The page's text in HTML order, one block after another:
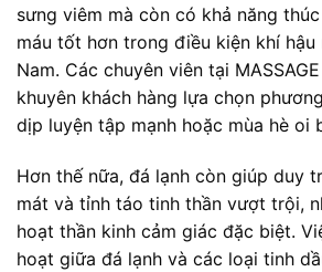
sưng viêm mà còn có khả năng
máu tốt hơn trong điều kiện khí
Nam. Các chuyên viên tại
khuyên khách hàng lựa chọn
dịp luyện tập mạnh hoặc mùa hè oi
Hơn thế nữa, đá lạnh còn giúp duy
mát và tỉnh táo tinh thần vượt trội,
hoạt thần kinh cảm giác đặc biệt.
hoạt giữa đá lạnh và các loại tinh